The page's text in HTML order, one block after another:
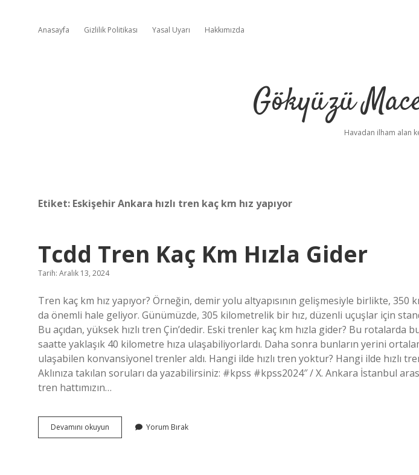
Anasayfa Gizlilik Politikası Yasal Uyarı Hakkımızda
Gökyüzü
Havadan ilham alan
Etiket: Eskişehir Ankara hızlı tren kaç km hız yapıyor
Tcdd Tren Kaç Km Hızla Gider
Tarih: Aralık 13, 2024
Tren kaç km hız yapıyor? Örneğin, demir yolu altyapısının gelişmesiyle birlikte, 350
da önemli hale geliyor. Günümüzde, 305 kilometrelik bir hız, düzenli uçuşlar için
Bu açıdan, yüksek hızlı tren Çin’dedir. Eski trenler kaç km hızla gider? Bu rotalarda
saatte yaklaşık 40 kilometre hıza ulaşabiliyorlardı. Daha sonra bunların yerini
ulaşabilen konvansiyonel trenler aldı. Hangi ilde hızlı tren yoktur? Hangi ilde hızlı
Aklınıza takılan soruları da yazabilirsiniz: #kpss #kpss2024″ / X. Ankara İstanbul
tren hattımızın…
Devamını okuyun
Tren
Yorum Bırak